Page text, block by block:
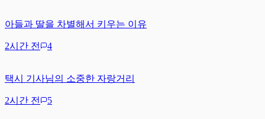
아들과 딸을 차별해서 키우는 이유
2시간 전 4
택시 기사님의 소중한 자랑거리
2시간 전 5